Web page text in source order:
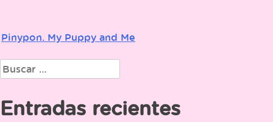
Navegación
de
entradas
Pinypon. My Puppy and Me
Buscar:
Entradas recientes